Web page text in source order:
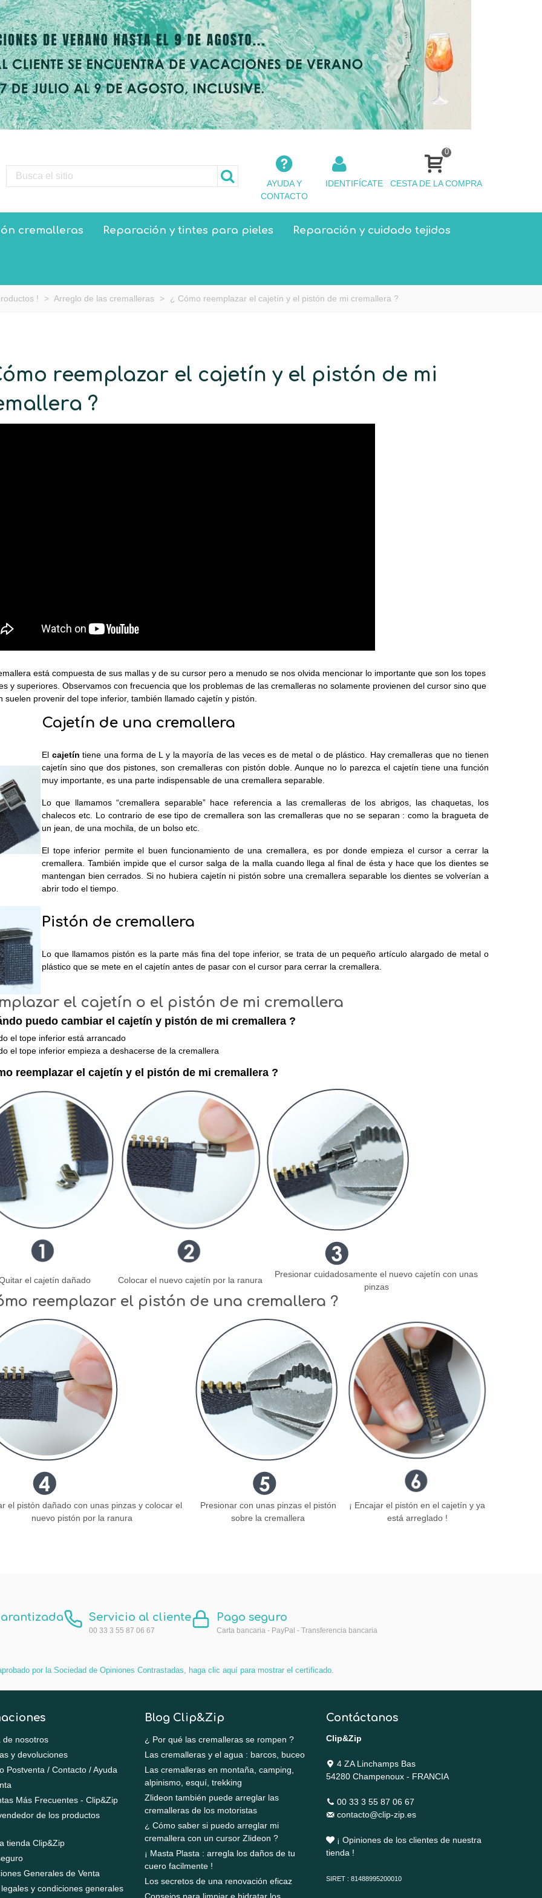
AYUDA Y
CONTACTO
IDENTIFÍCATE
0
CESTA DE LA COMPRA
cremalleras Reparación y tintes para pieles Reparación y cuidado tejidos
! > Arreglo de las cremalleras > ¿ Cómo reemplazar el cajetín y el pistón de mi cremallera ?
reemplazar el cajetín y el pistón de mi
?
está compuesta de sus mallas y de su cursor pero a menudo se nos olvida mencionar lo importante que son los topes
y superiores. Observamos con frecuencia que los problemas de las cremalleras no solamente provienen del cursor sino que
suelen provenir del tope inferior, también llamado cajetín y pistón.
Cajetín de una cremallera
El cajetín tiene una forma de L y la mayoría de las veces es de metal o de plástico. Hay cremalleras que no tienen
cajetín sino que dos pistones, son cremalleras con pistón doble. Aunque no lo parezca el cajetín tiene una función
muy importante, es una parte indispensable de una cremallera separable.
Lo que llamamos “cremallera separable” hace referencia a las cremalleras de los abrigos, las chaquetas, los
chalecos etc. Lo contrario de ese tipo de cremallera son las cremalleras que no se separan : como la bragueta de
un jean, de una mochila, de un bolso etc.
El tope inferior permite el buen funcionamiento de una cremallera, es por donde empieza el cursor a cerrar la
cremallera. También impide que el cursor salga de la malla cuando llega al final de ésta y hace que los dientes se
mantengan bien cerrados. Si no hubiera cajetín ni pistón sobre una cremallera separable los dientes se volverían a
abrir todo el tiempo.
Pistón de cremallera
Lo que llamamos pistón es la parte más fina del tope inferior, se trata de un pequeño artículo alargado de metal o
plástico que se mete en el cajetín antes de pasar con el cursor para cerrar la cremallera.
el cajetín o el pistón de mi cremallera
puedo cambiar el cajetín y pistón de mi cremallera ?
el tope inferior está arrancado
el tope inferior empieza a deshacerse de la cremallera
reemplazar el cajetín y el pistón de mi cremallera ?
el cajetín dañado Colocar el nuevo cajetín por la ranura
Presionar cuidadosamente el nuevo cajetín con unas
pinzas
reemplazar el pistón de una cremallera ?
el pistón dañado con unas pinzas y colocar el
nuevo pistón por la ranura
Presionar con unas pinzas el pistón
sobre la cremallera
¡ Encajar el pistón en el cajetín y ya
está arreglado !
Servicio al cliente
00 33 3 55 87 06 67
Pago seguro
Carta bancaria - PayPal - Transferencia bancaria
por la Sociedad de Opiniones Contrastadas, haga clic aquí para mostrar el certificado.
de nosotros
y devoluciones
Postventa / Contacto / Ayuda
Más Frecuentes - Clip&Zip
de los productos
tienda Clip&Zip
Generales de Venta
y condiciones generales
Blog Clip&Zip
¿ Por qué las cremalleras se rompen ?
Las cremalleras y el agua : barcos, buceo
Las cremalleras en montaña, camping,
alpinismo, esquí, trekking
Zlideon también puede arreglar las
cremalleras de los motoristas
¿ Cómo saber si puedo arreglar mi
cremallera con un cursor Zlideon ?
¡ Masta Plasta : arregla los daños de tu
cuero facilmente !
Los secretos de una renovación eficaz
Contáctanos
Clip&Zip
4 ZA Linchamps Bas
54280 Champenoux - FRANCIA
00 33 3 55 87 06 67
contacto@clip-zip.es
¡ Opiniones de los clientes de nuestra
tienda !
SIRET : 81488995200010